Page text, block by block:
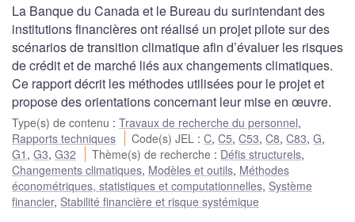
La Banque du Canada et le Bureau du surintendant des
institutions financières ont réalisé un projet pilote sur des
scénarios de transition climatique afin d’évaluer les risques
de crédit et de marché liés aux changements climatiques.
Ce rapport décrit les méthodes utilisées pour le projet et
propose des orientations concernant leur mise en œuvre.
Type(s) de contenu : Travaux de recherche du personnel,
Rapports techniques
Code(s) JEL :C,C5,C53,C8,C83,G,
G1 , G3, G32 Thème(s) de recherche : Défis structurels,
Changements climatiques, Modèles et outils, Méthodes
économétriques, statistiques et computationnelles, Système
financier, Stabilité financière et risque systémique